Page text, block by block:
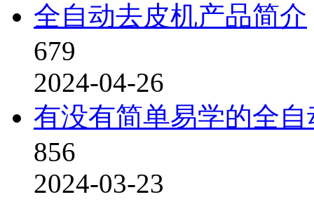
全自动去皮机产品简介
679
2024-04-26
有没有简单易学的全
856
2024-03-23